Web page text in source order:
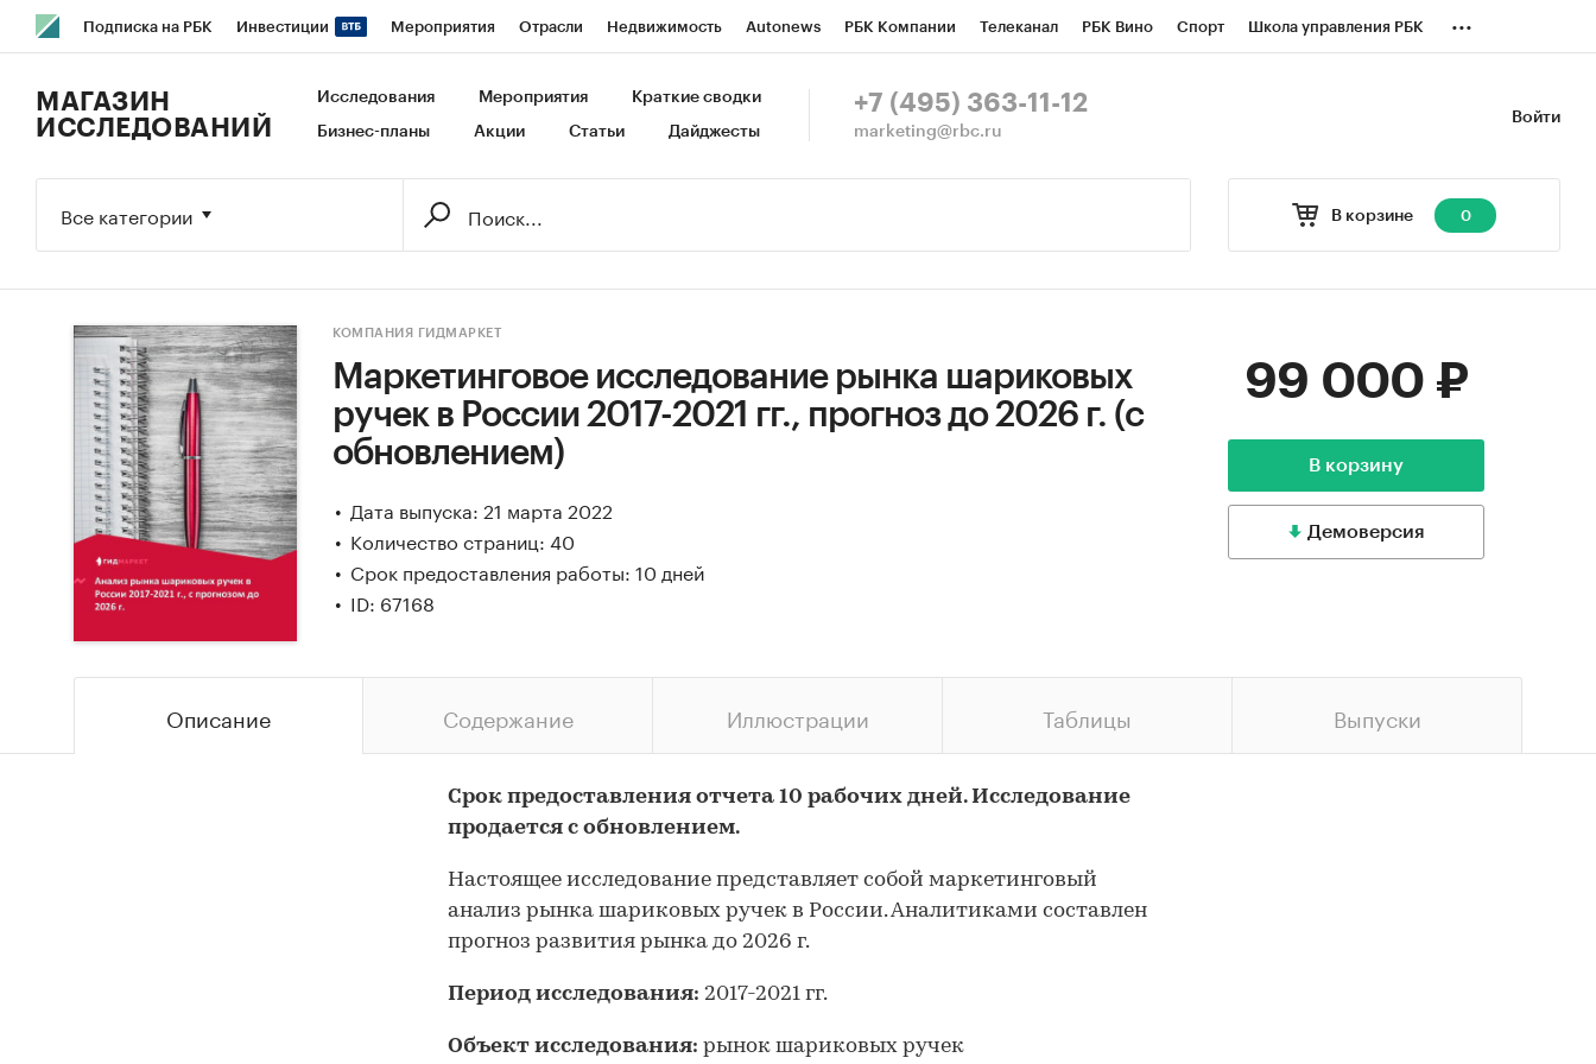
Подписка на РБК Инвестиции Мероприятия Отрасли Недвижимость Autonews РБК Компании Телеканал РБК Вино Спорт Школа управления РБК
Исследования Кредитные рейтинги Франшизы Газета Спецпроекты СПб Конференции СПб Спецпроекты
...
Войти
МАГАЗИН
ИССЛЕДОВАНИЙ
Исследования Мероприятия Краткие сводки
Бизнес-планы Акции Статьи Дайджесты
+7 (495) 363-11-12
marketing@rbc.ru
В корзине 0
Все категории
КОМПАНИЯ ГИДМАРКЕТ
Маркетинговое исследование рынка шариковых
ручек в России 2017-2021 гг., прогноз до 2026 г. (с
обновлением)
Дата выпуска: 21 марта 2022
Количество страниц: 40
Срок предоставления работы: 10 дней
ID: 67168
99 000 ₽
В корзину
Демоверсия
Описание Содержание Иллюстрации Таблицы Выпуски
Срок предоставления отчета 10 рабочих дней. Исследование
продается с обновлением.
Настоящее исследование представляет собой маркетинговый
анализ рынка шариковых ручек в России. Аналитиками составлен
прогноз развития рынка до 2026 г.
Период исследования: 2017-2021 гг.
Объект исследования: рынок шариковых ручек